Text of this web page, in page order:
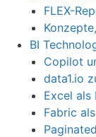
FLEX-
BI
Copilot
data1.io
Excel als
Fabric